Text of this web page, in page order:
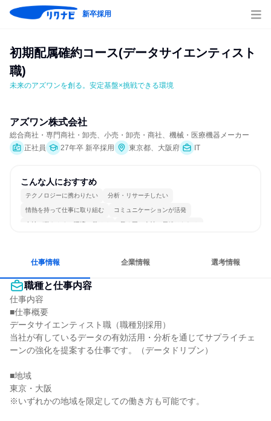
新卒採用
初期配属確約コース(データサイエンティスト
職)
未来のアズワンを創る。安定基盤×挑戦できる環境
アズワン株式会社
総合商社・専門商社・卸売、小売・卸売・商社、機械・医療機器メーカー
正社員
27年卒 新卒採用 東京都、大阪府 IT
こんな人におすすめ
テクノロジーに携わりたい 分析・リサーチしたい
情熱を持って仕事に取り組む コミュニケーションが活発
女性が働きやすい環境で働ける 長く同じ会社に居続けられる
仕事情報 企業情報 選考情報
職種と仕事内容
仕事内容
■仕事概要
データサイエンティスト職（職種別採用）
当社が有しているデータの有効活用・分析を通じてサプライチェ
ーンの強化を提案する仕事です。（データドリブン）
■地域
東京・大阪
※いずれかの地域を限定しての働き方も可能です。